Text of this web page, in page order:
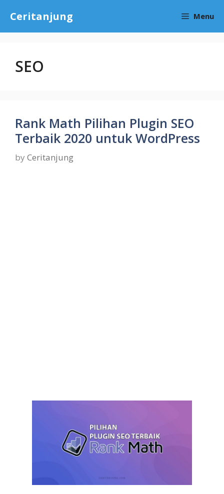
content
Ceritanjung Menu
SEO
Rank Math Pilihan Plugin SEO
Terbaik 2020 untuk WordPress
by Ceritanjung